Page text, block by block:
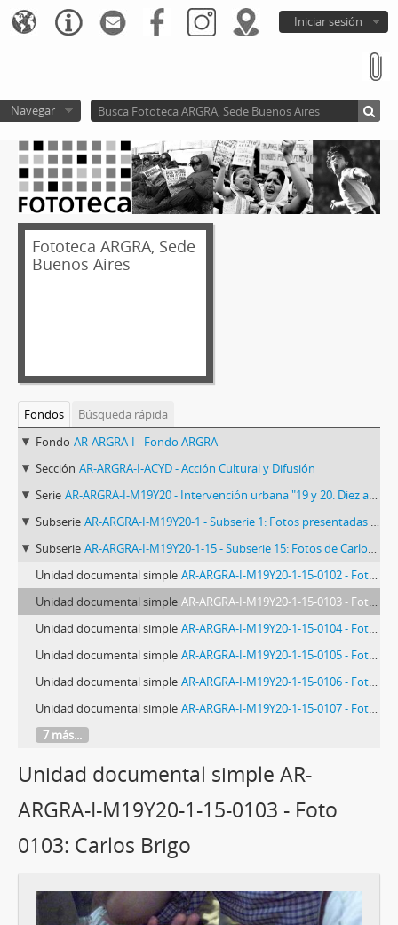
Iniciar sesión
Navegar
Fototeca ARGRA, Sede
Buenos Aires
Fondos
Búsqueda rápida
Fondo AR-ARGRA-I - Fondo ARGRA
Sección AR-ARGRA-I-ACYD - Acción Cultural y Difusión
Serie AR-ARGRA-I-M19Y20 - Intervención urbana "19 y 20. Diez años. Fotoperiodismo en la calle"
Subserie AR-ARGRA-I-M19Y20-1 - Subserie 1: Fotos presentadas para la intervención
Subserie AR-ARGRA-I-M19Y20-1-15 - Subserie 15: Fotos de Carlos Brigo
Unidad documental simple AR-ARGRA-I-M19Y20-1-15-0102 - Foto 0102: Carlos Brigo
Unidad documental simple AR-ARGRA-I-M19Y20-1-15-0103 - Foto 0103: Carlos Brigo
Unidad documental simple AR-ARGRA-I-M19Y20-1-15-0104 - Foto 0104: Carlos Brigo
Unidad documental simple AR-ARGRA-I-M19Y20-1-15-0105 - Foto 0105: Carlos Brigo
Unidad documental simple AR-ARGRA-I-M19Y20-1-15-0106 - Foto 0106: Carlos Brigo
Unidad documental simple AR-ARGRA-I-M19Y20-1-15-0107 - Foto 0107: Carlos Brigo
7 más...
Unidad documental simple AR-
ARGRA-I-M19Y20-1-15-0103 - Foto
0103: Carlos Brigo